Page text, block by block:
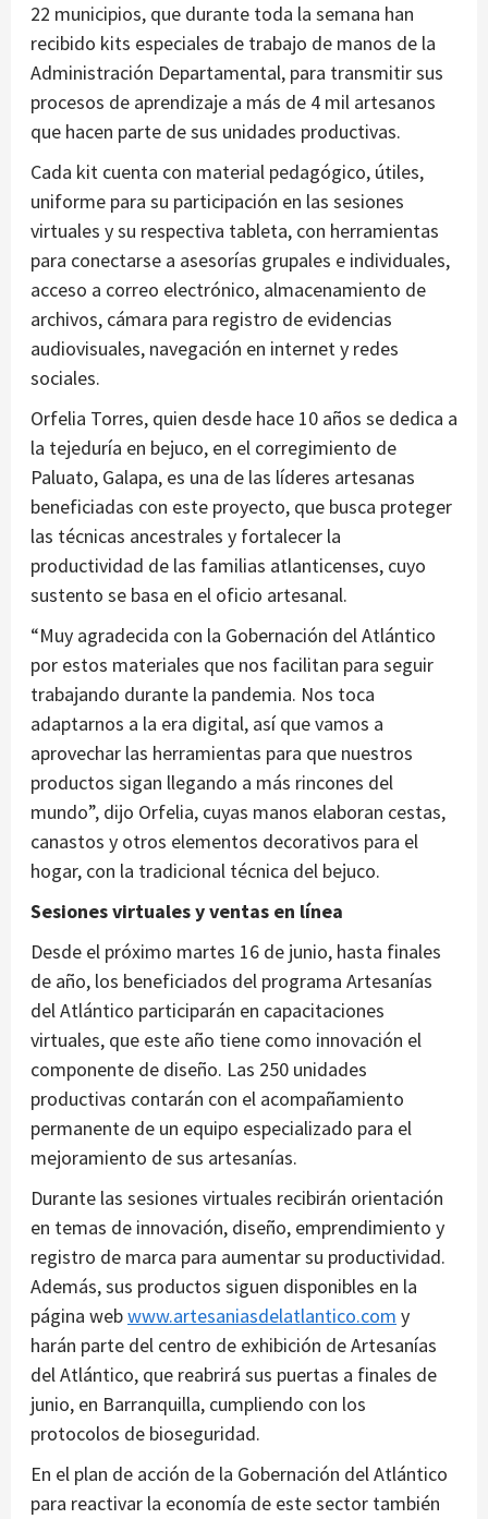
22 municipios, que durante toda la semana han
recibido kits especiales de trabajo de manos de la
Administración Departamental, para transmitir sus
procesos de aprendizaje a más de 4 mil artesanos
que hacen parte de sus unidades productivas.
Cada kit cuenta con material pedagógico, útiles,
uniforme para su participación en las sesiones
virtuales y su respectiva tableta, con herramientas
para conectarse a asesorías grupales e individuales,
acceso a correo electrónico, almacenamiento de
archivos, cámara para registro de evidencias
audiovisuales, navegación en internet y redes
sociales.
Orfelia Torres, quien desde hace 10 años se dedica a
la tejeduría en bejuco, en el corregimiento de
Paluato, Galapa, es una de las líderes artesanas
beneficiadas con este proyecto, que busca proteger
las técnicas ancestrales y fortalecer la
productividad de las familias atlanticenses, cuyo
sustento se basa en el oficio artesanal.
“Muy agradecida con la Gobernación del Atlántico
por estos materiales que nos facilitan para seguir
trabajando durante la pandemia. Nos toca
adaptarnos a la era digital, así que vamos a
aprovechar las herramientas para que nuestros
productos sigan llegando a más rincones del
mundo”, dijo Orfelia, cuyas manos elaboran cestas,
canastos y otros elementos decorativos para el
hogar, con la tradicional técnica del bejuco.
Sesiones virtuales y ventas en línea
Desde el próximo martes 16 de junio, hasta finales
de año, los beneficiados del programa Artesanías
del Atlántico participarán en capacitaciones
virtuales, que este año tiene como innovación el
componente de diseño. Las 250 unidades
productivas contarán con el acompañamiento
permanente de un equipo especializado para el
mejoramiento de sus artesanías.
Durante las sesiones virtuales recibirán orientación
en temas de innovación, diseño, emprendimiento y
registro de marca para aumentar su productividad.
Además, sus productos siguen disponibles en la
página webwww.artesaniasdelatlantico.com y
harán parte del centro de exhibición de Artesanías
del Atlántico, que reabrirá sus puertas a finales de
junio, en Barranquilla, cumpliendo con los
protocolos de bioseguridad.
En el plan de acción de la Gobernación del Atlántico
para reactivar la economía de este sector también